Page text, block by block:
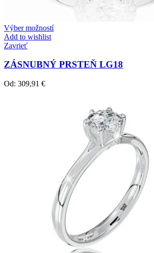
Zásnubné prstne z kolekcie Crown Beauty.
Výber možností
Add to wishlist
Zavrieť
ZÁSNUBNÝ PRSTEŇ LG18
Od: 309,91 €